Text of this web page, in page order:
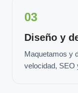
03
Diseño y
Maquetamos y
velocidad, SEO